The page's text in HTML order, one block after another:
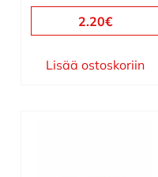
2.20€
Lisää ostoskoriin